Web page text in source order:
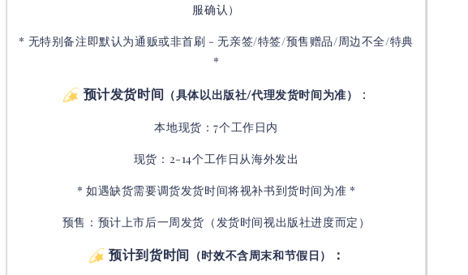
服确认）
* 无特别备注即默认为通贩或非首刷 - 无亲签/特签/预售赠品/周边不全/特典
*
预计发货时间 （具体以出版社/代理发货时间为准） ：
本地现货：7个工作日内
现货：2-14个工作日从海外发出
* 如遇缺货需要调货发货时间将视补书到货时间为准 *
预售：预计上市后一周发货（发货时间视出版社进度而定 ）
预计到货时间 （时效不含周末和节假日） ：